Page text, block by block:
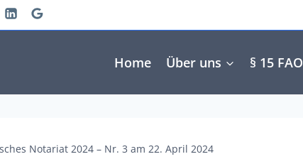
Home Über uns § 15 FAO
Notariat 2024 – Nr. 3 am 22. April 2024